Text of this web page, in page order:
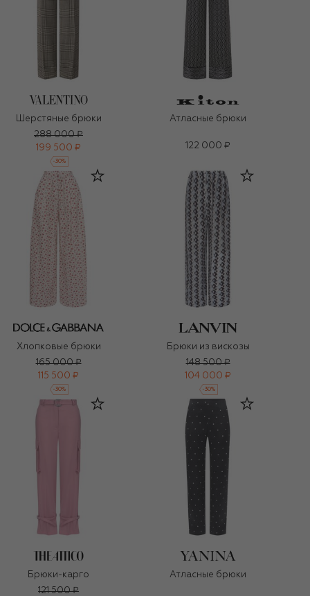
Шерстяные брюки
288 000 ₽
199 500 ₽
-30%
Атласные брюки
122 000 ₽
Хлопковые брюки
165 000 ₽
115 500 ₽
-30%
Брюки из вискозы
148 500 ₽
104 000 ₽
-30%
Брюки-карго
121 500 ₽
Атласные брюки